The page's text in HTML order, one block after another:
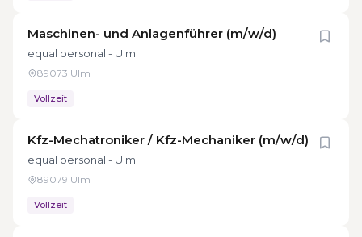
Maschinen- und Anlagenführer (m/w/d)
equal personal - Ulm
89073 Ulm
Vollzeit
Kfz-Mechatroniker / Kfz-Mechaniker (m/w/d)
equal personal - Ulm
89079 Ulm
Vollzeit